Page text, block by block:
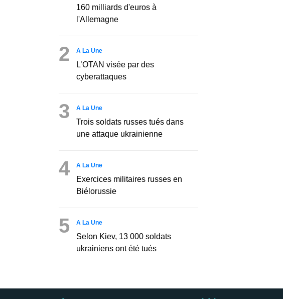
160 milliards d'euros à
l'Allemagne
2 A La Une
L’OTAN visée par des
cyberattaques
3 A La Une
Trois soldats russes tués dans
une attaque ukrainienne
4 A La Une
Exercices militaires russes en
Biélorussie
5 A La Une
Selon Kiev, 13 000 soldats
ukrainiens ont été tués